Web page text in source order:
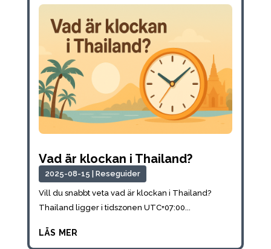
Vad är klockan i Thailand?
2025-08-15 Reseguider
Vill du snabbt veta vad är klockan i Thailand?
Thailand ligger i tidszonen UTC+07:00...
läs mer